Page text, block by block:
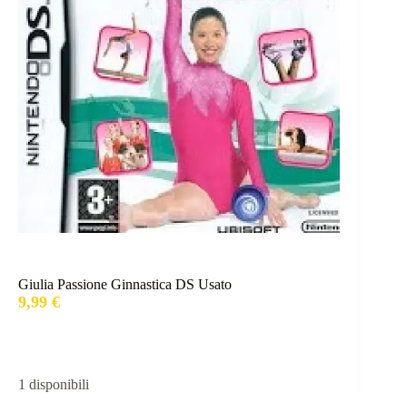
Giulia Passione Ginnastica DS Usato
9,99 €
1 disponibili